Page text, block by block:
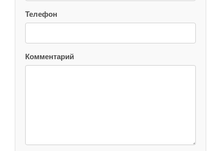
Телефон
Комментарий